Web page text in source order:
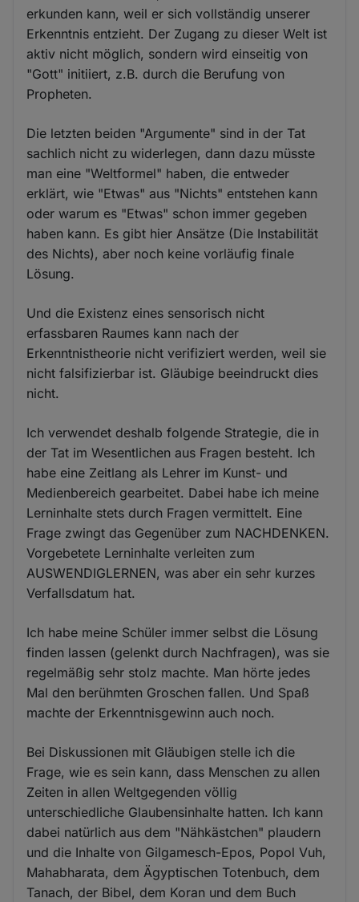
erkunden kann, weil er sich vollständig unserer
Erkenntnis entzieht. Der Zugang zu dieser Welt ist
aktiv nicht möglich, sondern wird einseitig von
"Gott" initiiert, z.B. durch die Berufung von
Propheten.
Die letzten beiden "Argumente" sind in der Tat
sachlich nicht zu widerlegen, dann dazu müsste
man eine "Weltformel" haben, die entweder
erklärt, wie "Etwas" aus "Nichts" entstehen kann
oder warum es "Etwas" schon immer gegeben
haben kann. Es gibt hier Ansätze (Die Instabilität
des Nichts), aber noch keine vorläufig finale
Lösung.
Und die Existenz eines sensorisch nicht
erfassbaren Raumes kann nach der
Erkenntnistheorie nicht verifiziert werden, weil sie
nicht falsifizierbar ist. Gläubige beeindruckt dies
nicht.
Ich verwendet deshalb folgende Strategie, die in
der Tat im Wesentlichen aus Fragen besteht. Ich
habe eine Zeitlang als Lehrer im Kunst- und
Medienbereich gearbeitet. Dabei habe ich meine
Lerninhalte stets durch Fragen vermittelt. Eine
Frage zwingt das Gegenüber zum NACHDENKEN.
Vorgebetete Lerninhalte verleiten zum
AUSWENDIGLERNEN, was aber ein sehr kurzes
Verfallsdatum hat.
Ich habe meine Schüler immer selbst die Lösung
finden lassen (gelenkt durch Nachfragen), was sie
regelmäßig sehr stolz machte. Man hörte jedes
Mal den berühmten Groschen fallen. Und Spaß
machte der Erkenntnisgewinn auch noch.
Bei Diskussionen mit Gläubigen stelle ich die
Frage, wie es sein kann, dass Menschen zu allen
Zeiten in allen Weltgegenden völlig
unterschiedliche Glaubensinhalte hatten. Ich kann
dabei natürlich aus dem "Nähkästchen" plaudern
und die Inhalte von Gilgamesch-Epos, Popol Vuh,
Mahabharata, dem Ägyptischen Totenbuch, dem
Tanach, der Bibel, dem Koran und dem Buch